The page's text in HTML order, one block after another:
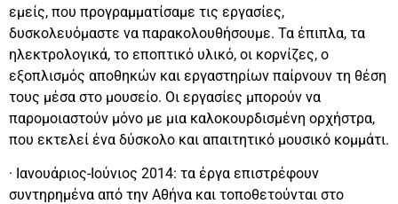
εμείς, που προγραμματίσαμε τις εργασίες,
δυσκολευόμαστε να παρακολουθήσουμε. Τα έπιπλα, τα
ηλεκτρολογικά, το εποπτικό υλικό, οι κορνίζες, ο
εξοπλισμός αποθηκών και εργαστηρίων παίρνουν τη θέση
τους μέσα στο μουσείο. Οι εργασίες μπορούν να
παρομοιαστούν μόνο με μια καλοκουρδισμένη ορχήστρα,
που εκτελεί ένα δύσκολο και απαιτητικό μουσικό κομμάτι.
· Ιανουάριος-Ιούνιος 2014: τα έργα επιστρέφουν
συντηρημένα από την Αθήνα και τοποθετούνται στο